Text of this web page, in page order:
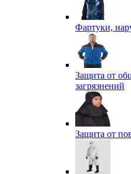
Фартуки,
Защита от
загрязнений
Защита от